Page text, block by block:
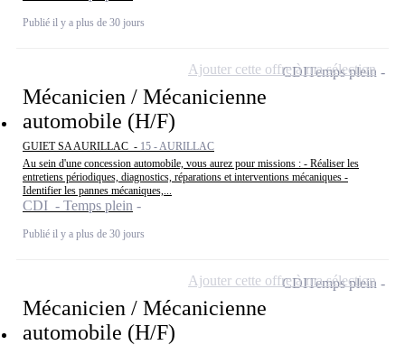
Publié il y a plus de 30 jours
Mécanicien / Mécanicienne
automobile (H/F)
GUIET SA AURILLAC - 15 - AURILLAC
Au sein d'une concession automobile, vous aurez pour missions : - Réaliser les
entretiens périodiques, diagnostics, réparations et interventions mécaniques -
Identifier les pannes mécaniques,...
CDI - Temps plein
Publié il y a plus de 30 jours
CDITemps plein
Ajouter cette offre à ma sélection
Mécanicien / Mécanicienne
automobile (H/F)
CDITemps plein
Ajouter cette offre à ma sélection